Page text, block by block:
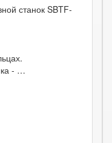
станок SBTF-
- …